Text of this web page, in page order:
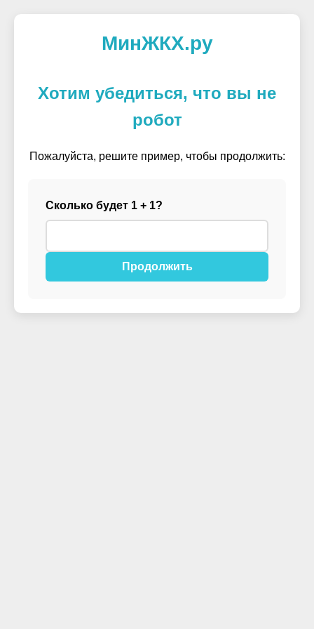
МинЖКХ.ру
Хотим убедиться, что вы не
робот
Пожалуйста, решите пример, чтобы продолжить:
Сколько будет 1 + 1?
Продолжить